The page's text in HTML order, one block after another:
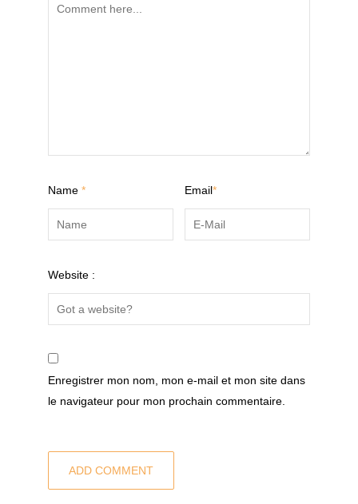
Name * Email*
Website :
Enregistrer mon nom, mon e-mail et mon site dans
le navigateur pour mon prochain commentaire.